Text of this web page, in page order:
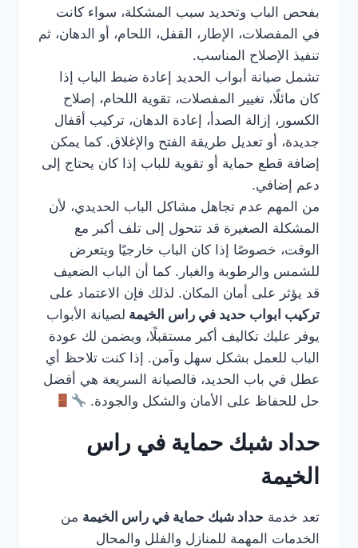
بفحص الباب وتحديد سبب المشكلة، سواء كانت
في المفصلات، الإطار، القفل، اللحام، أو الدهان، ثم
تنفيذ الإصلاح المناسب.
تشمل صيانة أبواب الحديد إعادة ضبط الباب إذا
كان مائلًا، تغيير المفصلات، تقوية اللحام، إصلاح
الكسور، إزالة الصدأ، إعادة الدهان، تركيب أقفال
جديدة، أو تعديل طريقة الفتح والإغلاق. كما يمكن
إضافة قطع حماية أو تقوية للباب إذا كان يحتاج إلى
دعم إضافي.
من المهم عدم تجاهل مشاكل الباب الحديدي، لأن
المشكلة الصغيرة قد تتحول إلى تلف أكبر مع
الوقت، خصوصًا إذا كان الباب خارجيًا ويتعرض
للشمس والرطوبة والغبار. كما أن الباب الضعيف
قد يؤثر على أمان المكان. لذلك فإن الاعتماد على
تركيب ابواب حديد في راس الخيمة لصيانة الأبواب
يوفر عليك تكاليف أكبر مستقبلًا، ويضمن لك عودة
الباب للعمل بشكل سهل وآمن. إذا كنت تلاحظ أي
عطل في باب الحديد، فالصيانة السريعة هي أفضل
حل للحفاظ على الأمان والشكل والجودة.
حداد شبك حماية في راس
الخيمة
تعد خدمة حداد شبك حماية في راس الخيمة من
الخدمات المهمة للمنازل والفلل والمحال